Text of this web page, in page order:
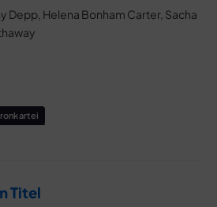
Depp, Helena Bonham Carter, Sacha
Titel